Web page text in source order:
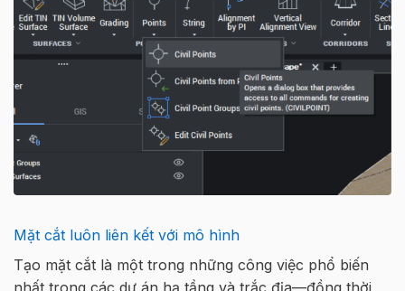
Mặt cắt luôn liên kết với mô hình
Tạo mặt cắt là một trong những công việc phổ biến